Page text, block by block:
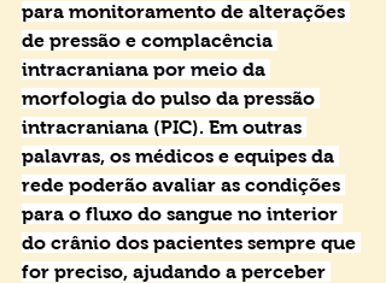
para monitoramento de alterações
de pressão e complacência
intracraniana por meio da
morfologia do pulso da pressão
intracraniana (PIC). Em outras
palavras, os médicos e equipes da
rede poderão avaliar as condições
para o fluxo do sangue no interior
do crânio dos pacientes sempre que
for preciso, ajudando a perceber